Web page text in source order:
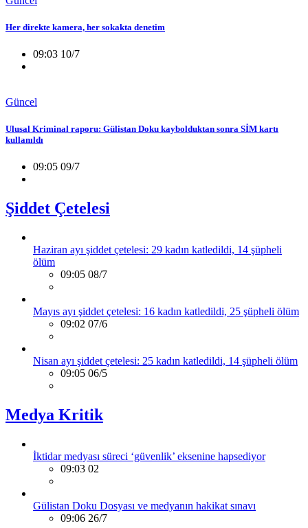
Her direkte kamera, her sokakta denetim
09:03 10/7
Güncel
Ulusal Kriminal raporu: Gülistan Doku kaybolduktan sonra SİM kartı
kullanıldı
09:05 09/7
Şiddet Çetelesi
Haziran ayı şiddet çetelesi: 29 kadın katledildi, 14 şüpheli
ölüm
09:05 08/7
Mayıs ayı şiddet çetelesi: 16 kadın katledildi, 25 şüpheli ölüm
09:02 07/6
Nisan ayı şiddet çetelesi: 25 kadın katledildi, 14 şüpheli ölüm
09:05 06/5
Medya Kritik
İktidar medyası süreci ‘güvenlik’ eksenine hapsediyor
09:03 02
Gülistan Doku Dosyası ve medyanın hakikat sınavı
09:06 26/7